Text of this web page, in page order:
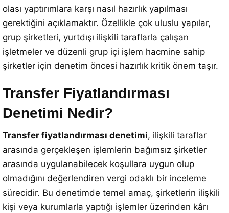
olası yaptırımlara karşı nasıl hazırlık yapılması
gerektiğini açıklamaktır. Özellikle çok uluslu yapılar,
grup şirketleri, yurtdışı ilişkili taraflarla çalışan
işletmeler ve düzenli grup içi işlem hacmine sahip
şirketler için denetim öncesi hazırlık kritik önem taşır.
Transfer Fiyatlandırması
Denetimi Nedir?
Transfer fiyatlandırması denetimi, ilişkili taraflar
arasında gerçekleşen işlemlerin bağımsız şirketler
arasında uygulanabilecek koşullara uygun olup
olmadığını değerlendiren vergi odaklı bir inceleme
sürecidir. Bu denetimde temel amaç, şirketlerin ilişkili
kişi veya kurumlarla yaptığı işlemler üzerinden kârı